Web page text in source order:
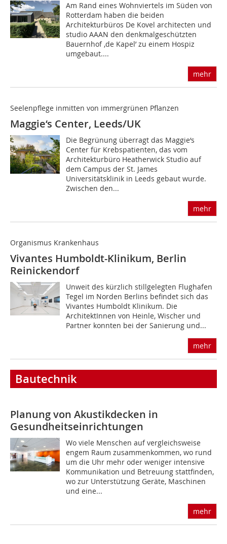
Am Rand eines Wohnviertels im Süden von
Rotterdam haben die beiden
Architekturbüros De Kovel architecten und
studio AAAN den denkmalgeschützten
Bauernhof ‚de Kapel’ zu einem Hospiz
umgebaut....
mehr
Seelenpflege inmitten von immergrünen Pflanzen
Maggie‘s Center, Leeds/UK
Die Begrünung überragt das Maggie‘s
Center für Krebspatienten, das vom
Architekturbüro Heatherwick Studio auf
dem Campus der St. James
Universitätsklinik in Leeds gebaut wurde.
Zwischen den...
mehr
Organismus Krankenhaus
Vivantes Humboldt-Klinikum, Berlin
Reinickendorf
Unweit des kürzlich stillgelegten Flughafen
Tegel im Norden Berlins befindet sich das
Vivantes Humboldt Klinikum. Die
ArchitektInnen von Heinle, Wischer und
Partner konnten bei der Sanierung und...
mehr
Bautechnik
Planung von Akustikdecken in
Gesundheitseinrichtungen
Wo viele Menschen auf vergleichsweise
engem Raum zusammenkommen, wo rund
um die Uhr mehr oder weniger intensive
Kommunikation und Betreuung stattfinden,
wo zur Unterstützung Geräte, Maschinen
und eine...
mehr